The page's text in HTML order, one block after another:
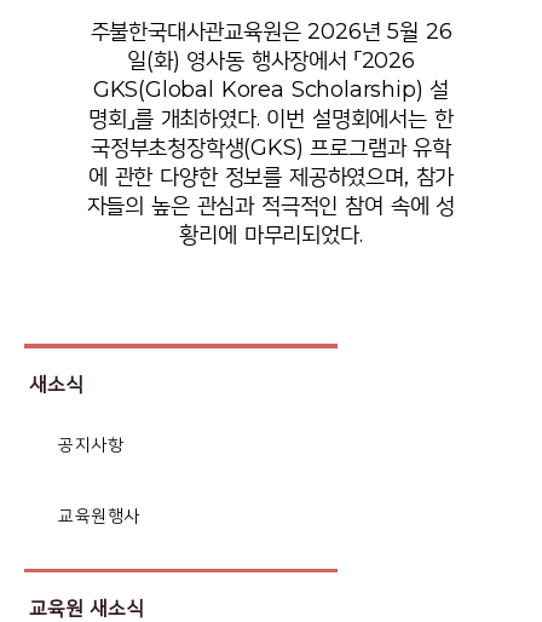
주불한국대사관교육원은 2026년 5월 26
일(화) 영사동 행사장에서 「2026
GKS(Global Korea Scholarship) 설
명회」를 개최하였다. 이번 설명회에서는 한
국정부초청장학생(GKS) 프로그램과 유학
에 관한 다양한 정보를 제공하였으며, 참가
자들의 높은 관심과 적극적인 참여 속에 성
황리에 마무리되었다.
새소식
공지사항
교육원행사
교육원 새소식